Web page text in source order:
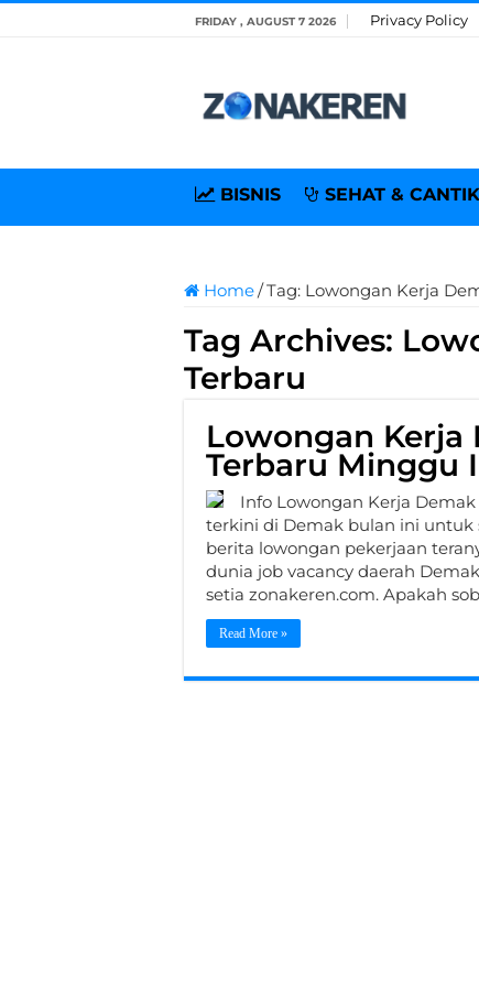
FRIDAY , AUGUST 7 2026 Privacy Policy
BISNIS SEHAT & CANTIK
Home/Tag: Lowongan Kerja
Tag Archives:
Terbaru
Lowongan Kerja
Terbaru Minggu
Info Lowongan Kerja
terkini di Demak bulan ini untuk
berita lowongan pekerjaan
dunia job vacancy daerah
setia zonakeren.com. Apakah
Read More »